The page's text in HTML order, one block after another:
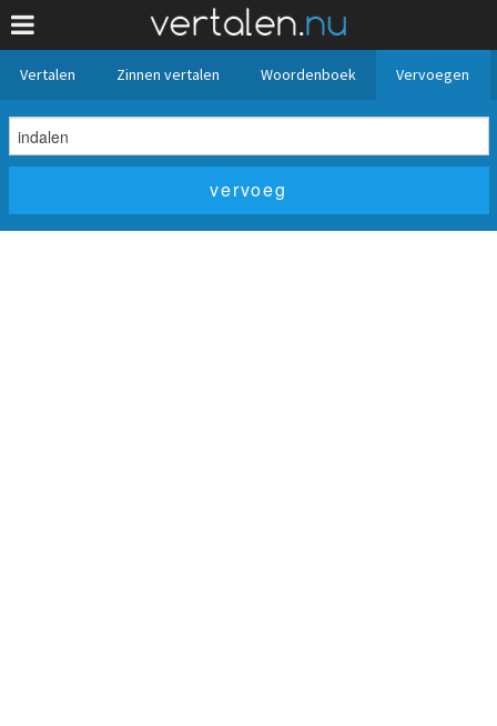
Vertalen Zinnen vertalen Woordenboek Vervoegen